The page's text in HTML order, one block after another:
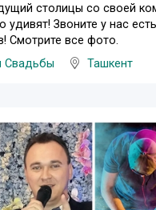
столицы со своей
удивят! Звоните у нас
Смотрите все фото.
Свадьбы
Ташкент